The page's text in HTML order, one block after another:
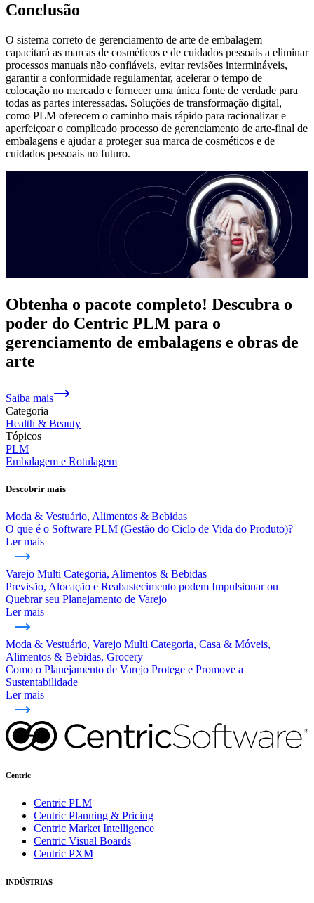
Conclusão
O sistema correto de gerenciamento de arte de embalagem
capacitará as marcas de cosméticos e de cuidados pessoais a eliminar
processos manuais não confiáveis, evitar revisões intermináveis,
garantir a conformidade regulamentar, acelerar o tempo de
colocação no mercado e fornecer uma única fonte de verdade para
todas as partes interessadas. Soluções de transformação digital,
como PLM oferecem o caminho mais rápido para racionalizar e
aperfeiçoar o complicado processo de gerenciamento de arte-final de
embalagens e ajudar a proteger sua marca de cosméticos e de
cuidados pessoais no futuro.
Obtenha o pacote completo! Descubra o
poder do Centric PLM para o
gerenciamento de embalagens e obras de
arte
Saiba mais
Categoria
Health & Beauty
Tópicos
PLM
Embalagem e Rotulagem
Descobrir mais
Moda & Vestuário, Alimentos & Bebidas
O que é o Software PLM (Gestão do Ciclo de Vida do Produto)?
Ler mais
Varejo Multi Categoria, Alimentos & Bebidas
Previsão, Alocação e Reabastecimento podem Impulsionar ou
Quebrar seu Planejamento de Varejo
Ler mais
Moda & Vestuário, Varejo Multi Categoria, Casa & Móveis,
Alimentos & Bebidas, Grocery
Como o Planejamento de Varejo Protege e Promove a
Sustentabilidade
Ler mais
Centric
Centric PLM
Centric Planning & Pricing
Centric Market Intelligence
Centric Visual Boards
Centric PXM
INDÚSTRIAS